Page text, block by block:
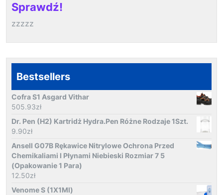
Sprawdź!
zzzzz
Bestsellers
Cofra S1 Asgard Vithar
505.93zł
Dr. Pen (H2) Kartridż Hydra.Pen Różne Rodzaje 1Szt.
9.90zł
Ansell G07B Rękawice Nitrylowe Ochrona Przed
Chemikaliami I Płynami Niebieski Rozmiar 7 5
(Opakowanie 1 Para)
12.50zł
Venome S (1X1Ml)